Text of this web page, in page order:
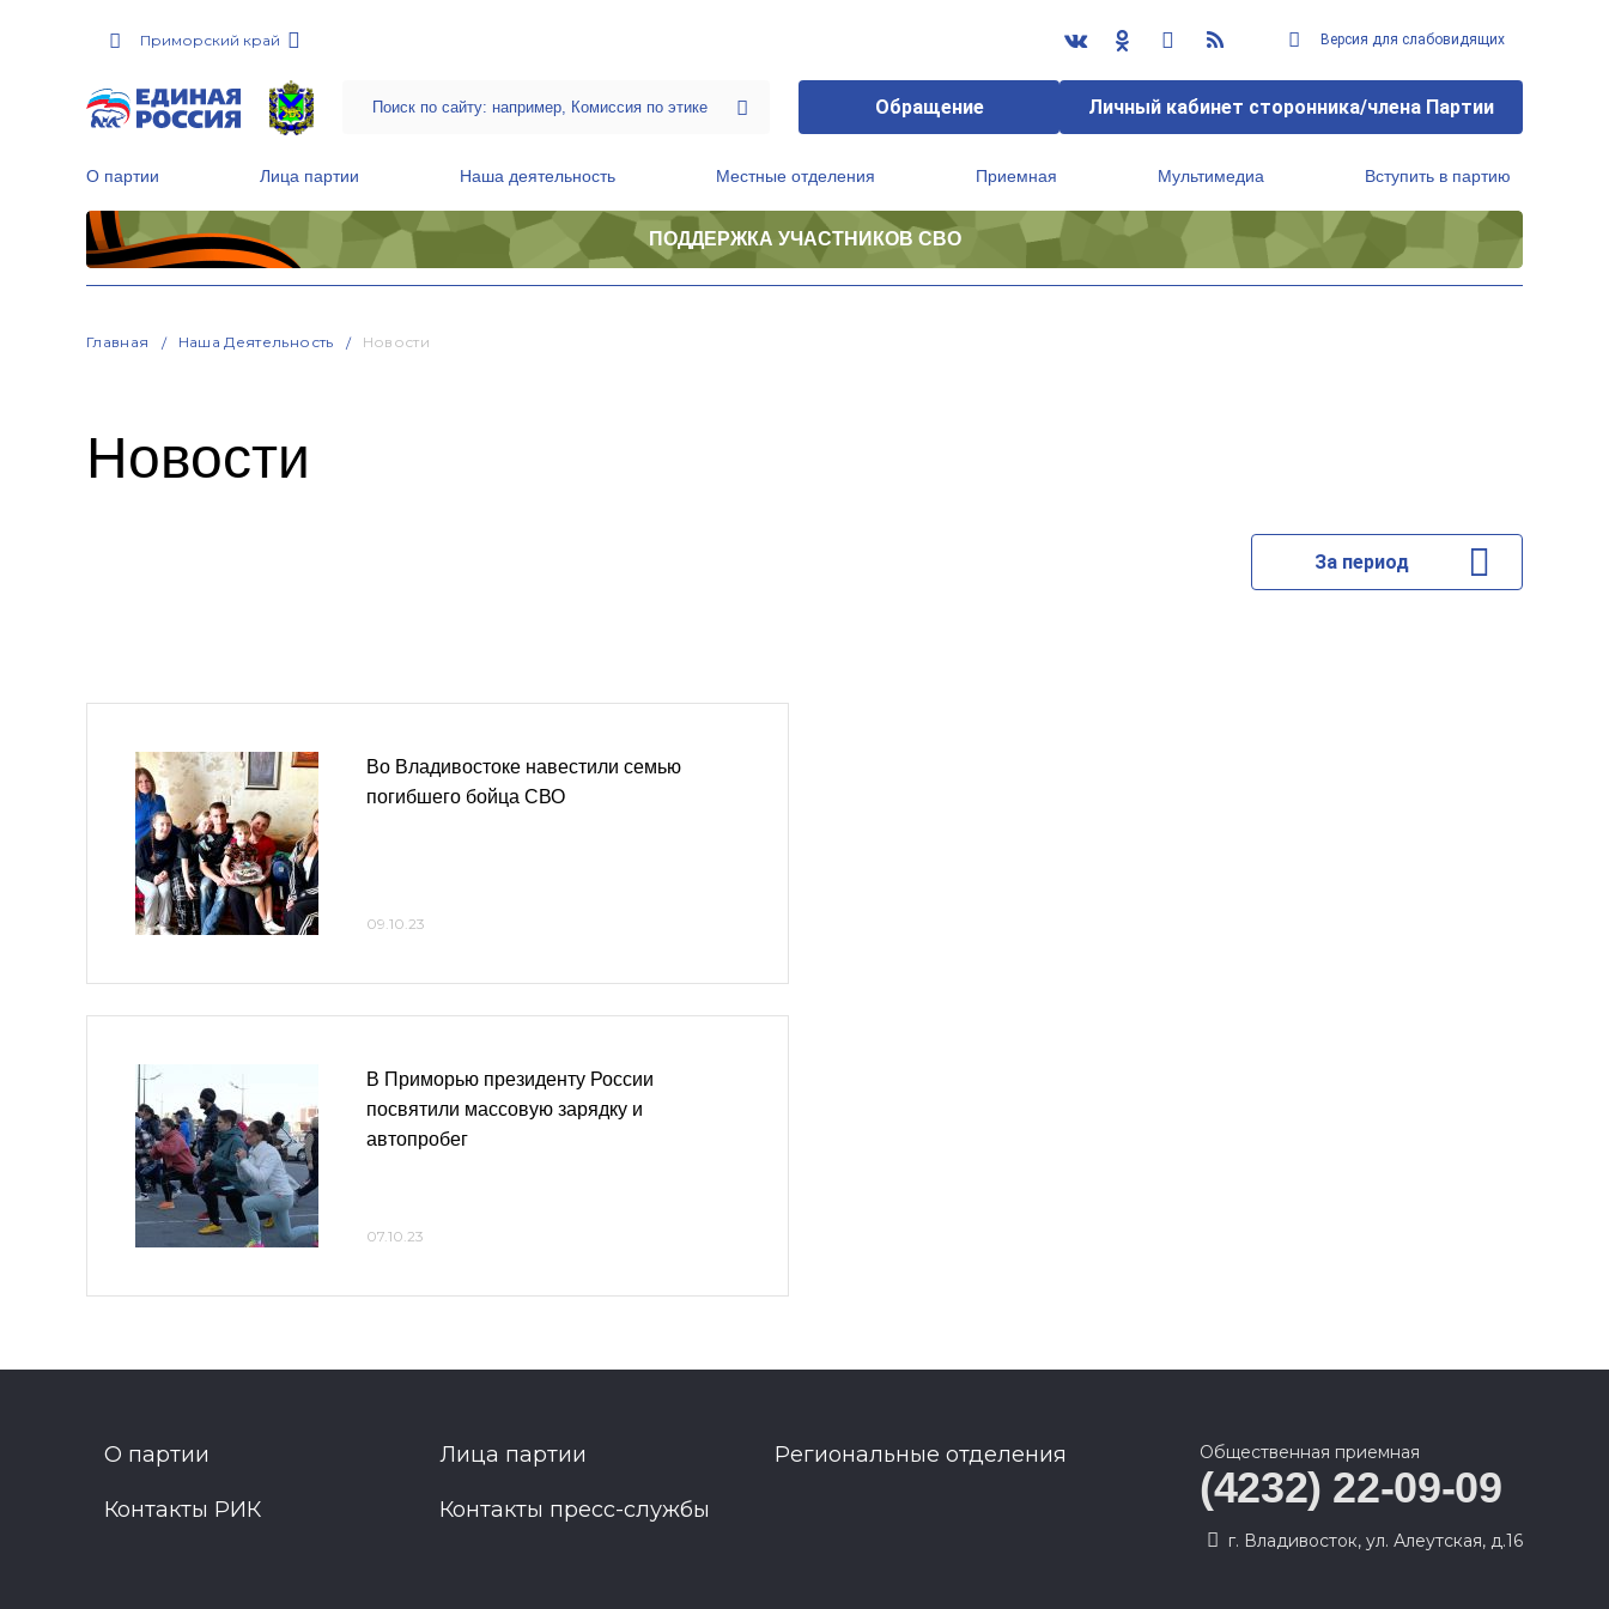
Приморский край Версия для слабовидящих
Обращение Личный кабинет сторонника/члена Партии
О партии Лица партии Наша деятельность Местные отделения Приемная Мультимедиа Вступить в партию
ПОДДЕРЖКА УЧАСТНИКОВ СВО
Главная Наша Деятельность Новости
Новости
За период
Во Владивостоке навестили семью
погибшего бойца СВО
09.10.23
В Приморью президенту России
посвятили массовую зарядку и
автопробег
07.10.23
О партии Лица партии Региональные отделения
Контакты РИК Контакты пресс-службы
Общественная приемная
(4232) 22-09-09
г. Владивосток, ул. Алеутская, д.16